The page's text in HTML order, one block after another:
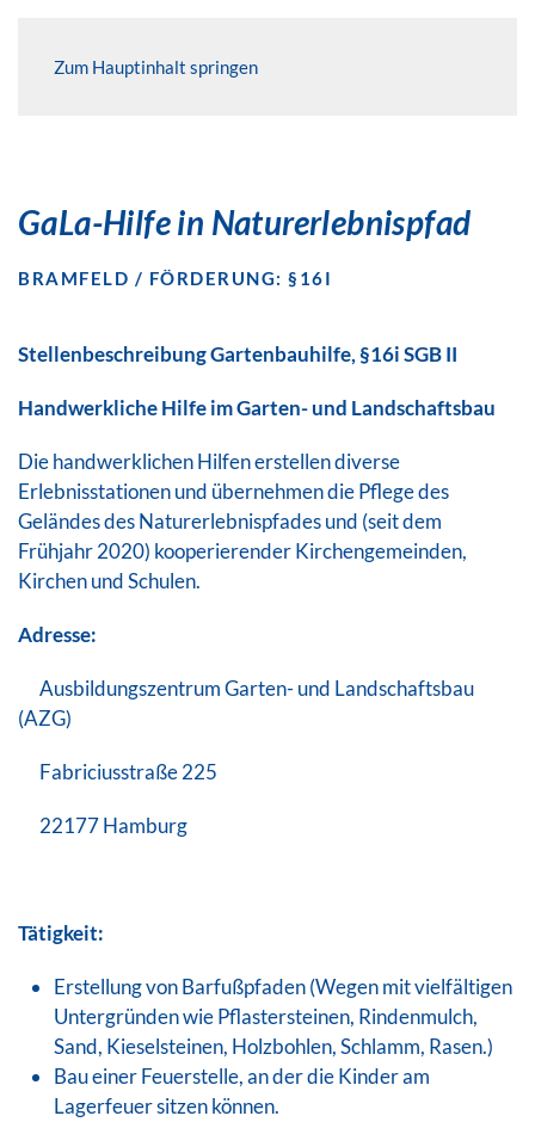
Zum Hauptinhalt springen
GaLa-Hilfe in Naturerlebnispfad
BRAMFELD / FÖRDERUNG: §16I
Stellenbeschreibung Gartenbauhilfe,§16i SGB II
Handwerkliche Hilfe im Garten- und Landschaftsbau
Die handwerklichen Hilfen erstellen diverse
Erlebnisstationen und übernehmen die Pflege des
Geländes des Naturerlebnispfades und (seit dem
Frühjahr 2020) kooperierender Kirchengemeinden,
Kirchen und Schulen.
Adresse:
Ausbildungszentrum Garten- und Landschaftsbau
(AZG)
Fabriciusstraße 225
22177 Hamburg
Tätigkeit:
Erstellung von Barfußpfaden (Wegen mit vielfältigen
Untergründen wie Pflastersteinen, Rindenmulch,
Sand, Kieselsteinen, Holzbohlen, Schlamm, Rasen.)
Bau einer Feuerstelle, an der die Kinder am
Lagerfeuer sitzen können.